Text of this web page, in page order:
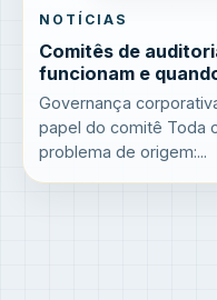
NOTÍCIAS
Comitês de
funcionam e
Governança
papel do comitê Toda
problema de origem:...